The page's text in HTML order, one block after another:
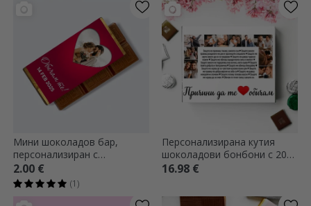
Мини шоколадов бар,
персонализиран с
фотография и послание -
Сърце
2.00 €
(1)
Персонализирана кутия
шоколадови бонбони с 20
снимки и текст - Причини,
16.98 €